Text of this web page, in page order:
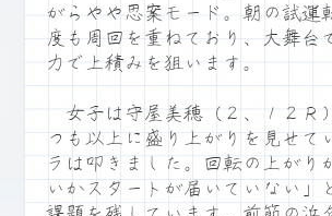
がらやや思案モード。朝の試運
度も周回を重ねており、大舞台
力で上積みを狙います。
女子は守屋美穂（２、１２Ｒ
つも以上に盛り上がりを見せて
ラは叩きました。回転の上がり
いかスタートが届いていない」